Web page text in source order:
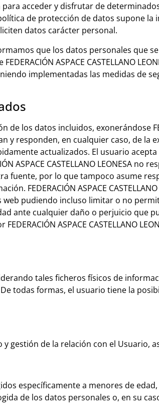
acceder y disfrutar de
de protección de datos supone
datos carácter personal.
que los datos personales que
ASPACE CASTELLANO
implementadas las medidas de
los datos incluidos, exonerándose
y responden, en cualquier caso, de la
actualizados. El usuario
ASPACE CASTELLANO LEONESA no
fuente, por lo que tampoco asume
FEDERACIÓN ASPACE
pudiendo incluso limitar o no
ante cualquier daño o perjuicio
ASPACE CASTELLANO
tales ficheros físicos de
todas formas, el usuario tiene la
y gestión de la relación con el Usuario,
a menores de edad,
de los datos personales o, en su